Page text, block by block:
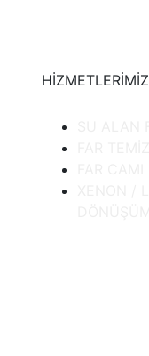
HİZMETLERİMİZ